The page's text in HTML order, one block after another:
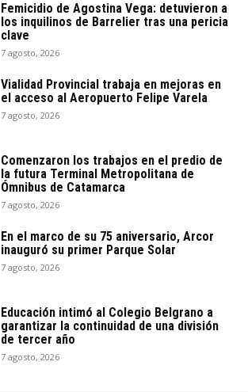
Femicidio de Agostina Vega: detuvieron a
los inquilinos de Barrelier tras una pericia
clave
7 agosto, 2026
Vialidad Provincial trabaja en mejoras en
el acceso al Aeropuerto Felipe Varela
7 agosto, 2026
Comenzaron los trabajos en el predio de
la futura Terminal Metropolitana de
Ómnibus de Catamarca
7 agosto, 2026
En el marco de su 75 aniversario, Arcor
inauguró su primer Parque Solar
7 agosto, 2026
Educación intimó al Colegio Belgrano a
garantizar la continuidad de una división
de tercer año
7 agosto, 2026